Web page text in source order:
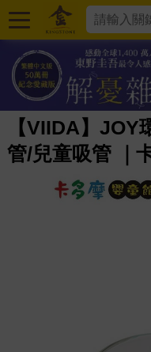
【VIIDA】JOY
管/兒童吸管 ｜